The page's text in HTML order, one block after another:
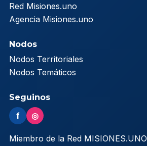
Red Misiones.uno
Agencia Misiones.uno
Nodos
Nodos Territoriales
Nodos Temáticos
Seguinos
f ◎
Miembro de la Red MISIONES.UNO